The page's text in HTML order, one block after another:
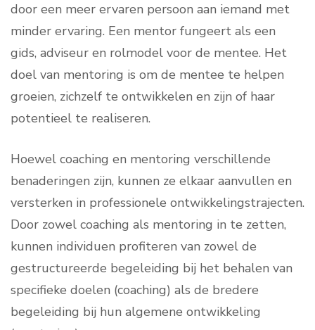
door een meer ervaren persoon aan iemand met
minder ervaring. Een mentor fungeert als een
gids, adviseur en rolmodel voor de mentee. Het
doel van mentoring is om de mentee te helpen
groeien, zichzelf te ontwikkelen en zijn of haar
potentieel te realiseren.
Hoewel coaching en mentoring verschillende
benaderingen zijn, kunnen ze elkaar aanvullen en
versterken in professionele ontwikkelingstrajecten.
Door zowel coaching als mentoring in te zetten,
kunnen individuen profiteren van zowel de
gestructureerde begeleiding bij het behalen van
specifieke doelen (coaching) als de bredere
begeleiding bij hun algemene ontwikkeling